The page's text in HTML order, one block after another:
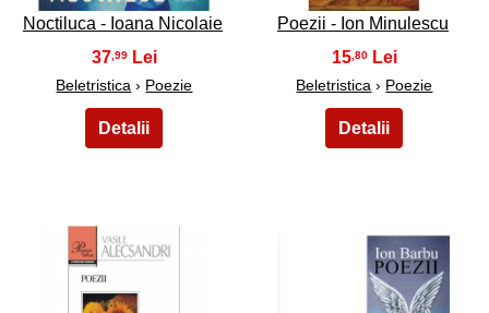
Noctiluca - Ioana Nicolaie
37,99
Beletristica › Poezie
Poezii - Ion Minulescu
15,80
Beletristica › Poezie